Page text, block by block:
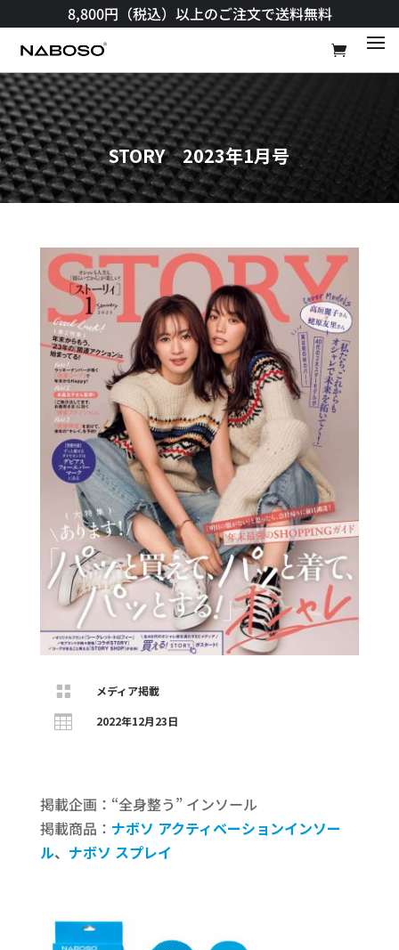
8,800円（税込）以上のご注文で送料無料​
STORY 2023年1月号
 メディア掲載
 2022年12月23日
掲載企画：“全身整う” インソール
掲載商品： ナボソ アクティベーションインソー
ル、 ナボソ スプレイ